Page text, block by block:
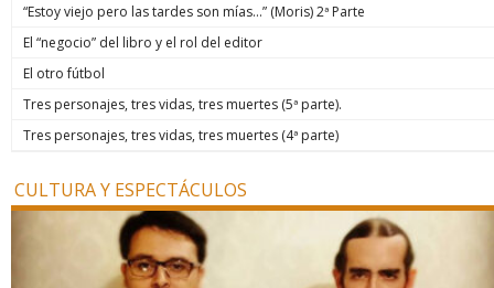
“Estoy viejo pero las tardes son mías…” (Moris) 2ª Parte
El “negocio” del libro y el rol del editor
El otro fútbol
Tres personajes, tres vidas, tres muertes (5ª parte).
Tres personajes, tres vidas, tres muertes (4ª parte)
CULTURA Y ESPECTÁCULOS